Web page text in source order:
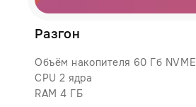
Разгон
Объём накопителя 60 Гб NVME
CPU 2 ядра
RAM 4 ГБ